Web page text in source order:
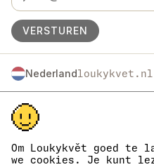
Om Loukykvět goed te
we cookies. Je kunt
VERSTUREN
Nederlandloukykvet.nl
Česko
Slovensko
Polska
Österreich
Deutschland
France
Loukykvět s.r.o. staat
gemeentelijke rechtbank in Praag,
EKF00180493.
Wij gebruiken registratienummer